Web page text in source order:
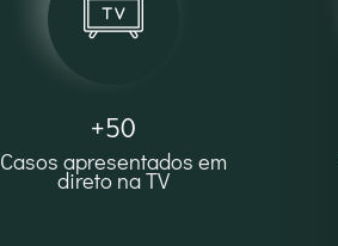
+50
Casos apresentados em
direto na TV